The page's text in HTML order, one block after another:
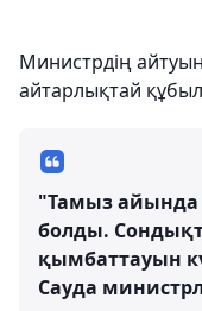
Министрдің
айтарлықтай
"Тамыз айында
болды.
қымбаттауын
Сауда